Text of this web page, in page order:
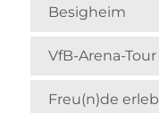
Besigheim
VfB-Arena-Tour
Freu(n)de